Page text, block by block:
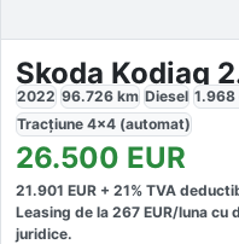
2022 96.726 km Diesel 1.968
Tracțiune 4x4 (automat)
26.500 EUR
21.901 EUR + 21% TVA
Leasing de la 267 EUR/luna cu
juridice.